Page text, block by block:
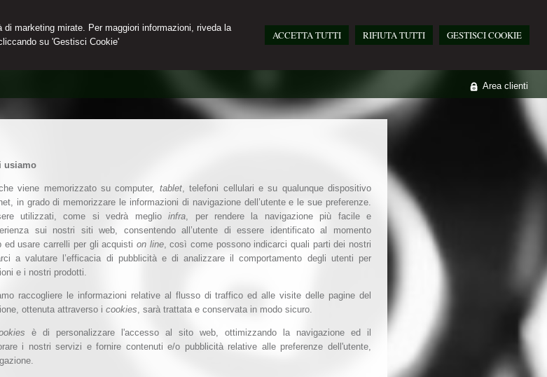
marketing mirate. Per maggiori informazioni, riveda la
su 'Gestisci Cookie'
ACCETTA TUTTI RIFIUTA TUTTI GESTISCI COOKIE
Area clienti
usiamo
viene memorizzato su computer, tablet, telefoni cellulari e su qualunque dispositivo
in grado di memorizzare le informazioni di navigazione dell’utente e le sue preferenze.
utilizzati, come si vedrà meglioinfra , per rendere la navigazione più facile e
sui nostri siti web, consentendo all’utente di essere identificato al momento
ed usare carrelli per gli acquisti on line, così come possono indicarci quali parti dei nostri
a valutare l’efficacia di pubblicità e di analizzare il comportamento degli utenti per
e i nostri prodotti.
raccogliere le informazioni relative al flusso di traffico ed alle visite delle pagine del
ottenuta attraverso icookies , sarà trattata e conservata in modo sicuro.
è di personalizzare l'accesso al sito web, ottimizzando la navigazione ed il
i nostri servizi e fornire contenuti e/o pubblicità relative alle preferenze dell'utente,